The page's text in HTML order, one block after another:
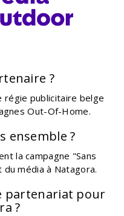
?
régie publicitaire belge
Out-Of-Home.
ensemble ?
la campagne "Sans
média à Natagora.
partenariat pour
?